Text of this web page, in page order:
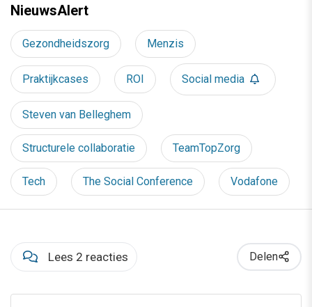
NieuwsAlert
Gezondheidszorg Menzis
Praktijkcases ROI Social media
Steven van Belleghem
Structurele collaboratie TeamTopZorg
Tech The Social Conference Vodafone
Lees 2 reacties Delen